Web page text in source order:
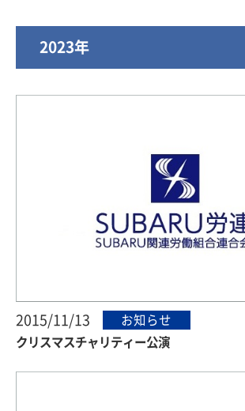
2023年
2015/11/13
お知らせ
クリスマスチャリティー公演